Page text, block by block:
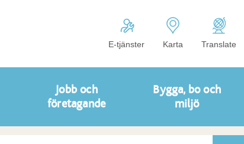
E-tjänster Karta Translate
Jobb och
företagande
Bygga, bo och
miljö